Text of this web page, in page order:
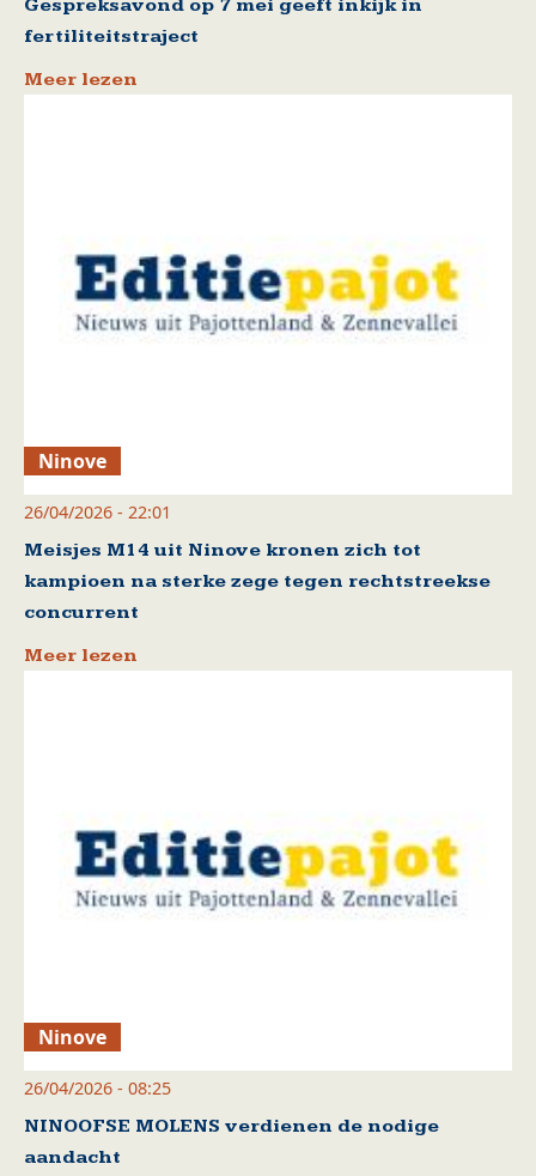
Gespreksavond op 7 mei geeft inkijk in
fertiliteitstraject
Meer lezen
Ninove
26/04/2026 - 22:01
Meisjes M14 uit Ninove kronen zich tot
kampioen na sterke zege tegen rechtstreekse
concurrent
Meer lezen
Ninove
26/04/2026 - 08:25
NINOOFSE MOLENS verdienen de nodige
aandacht